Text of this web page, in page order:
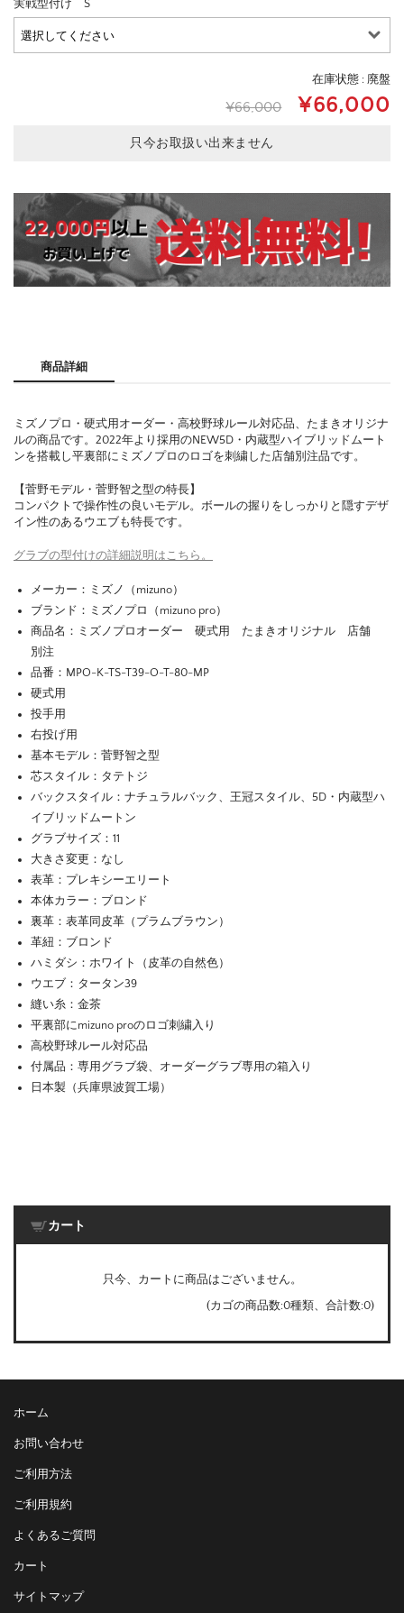
実戦型付け S
在庫状態 : 廃盤
¥66,000 ¥66,000
只今お取扱い出来ません
商品詳細
ミズノプロ・硬式用オーダー・高校野球ルール対応品、たまきオリジナ
ルの商品です。2022年より採用のNEW5D・内蔵型ハイブリッドムート
ンを搭載し平裏部にミズノプロのロゴを刺繍した店舗別注品です。
【菅野モデル・菅野智之型の特長】
コンパクトで操作性の良いモデル。ボールの握りをしっかりと隠すデザ
イン性のあるウエブも特長です。
グラブの型付けの詳細説明はこちら。
メーカー：ミズノ（mizuno）
ブランド：ミズノプロ（mizuno pro）
商品名：ミズノプロオーダー 硬式用 たまきオリジナル 店舗
別注
品番：MPO-K-TS-T39-O-T-80-MP
硬式用
投手用
右投げ用
基本モデル：菅野智之型
芯スタイル：タテトジ
バックスタイル：ナチュラルバック、王冠スタイル、5D・内蔵型ハ
イブリッドムートン
グラブサイズ：11
大きさ変更：なし
表革：プレキシーエリート
本体カラー：ブロンド
裏革：表革同皮革（プラムブラウン）
革紐：ブロンド
ハミダシ：ホワイト（皮革の自然色）
ウエブ：タータン39
縫い糸：金茶
平裏部にmizuno proのロゴ刺繍入り
高校野球ルール対応品
付属品：専用グラブ袋、オーダーグラブ専用の箱入り
日本製（兵庫県波賀工場）
カート
只今、カートに商品はございません。
(カゴの商品数:0種類、合計数:0)
ホーム
お問い合わせ
ご利用方法
ご利用規約
よくあるご質問
カート
サイトマップ